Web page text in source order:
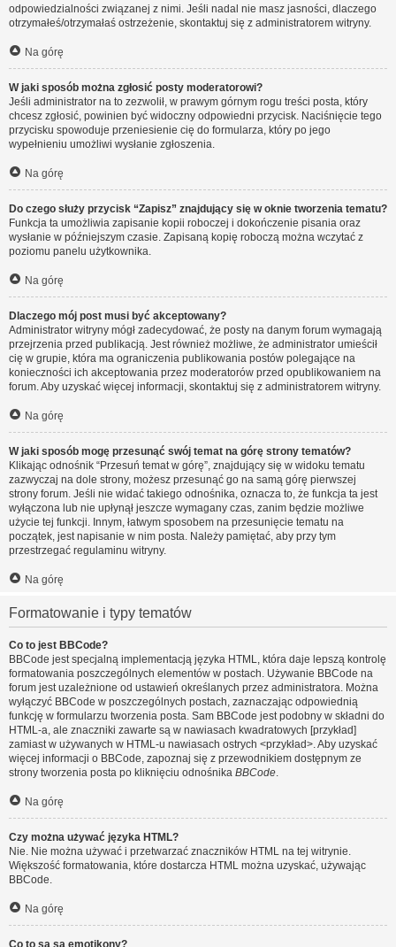
odpowiedzialności związanej z nimi. Jeśli nadal nie masz jasności, dlaczego
otrzymałeś/otrzymałaś ostrzeżenie, skontaktuj się z administratorem witryny.
Na górę
W jaki sposób można zgłosić posty moderatorowi?
Jeśli administrator na to zezwolił, w prawym górnym rogu treści posta, który
chcesz zgłosić, powinien być widoczny odpowiedni przycisk. Naciśnięcie tego
przycisku spowoduje przeniesienie cię do formularza, który po jego
wypełnieniu umożliwi wysłanie zgłoszenia.
Na górę
Do czego służy przycisk “Zapisz” znajdujący się w oknie tworzenia tematu?
Funkcja ta umożliwia zapisanie kopii roboczej i dokończenie pisania oraz
wysłanie w późniejszym czasie. Zapisaną kopię roboczą można wczytać z
poziomu panelu użytkownika.
Na górę
Dlaczego mój post musi być akceptowany?
Administrator witryny mógł zadecydować, że posty na danym forum wymagają
przejrzenia przed publikacją. Jest również możliwe, że administrator umieścił
cię w grupie, która ma ograniczenia publikowania postów polegające na
konieczności ich akceptowania przez moderatorów przed opublikowaniem na
forum. Aby uzyskać więcej informacji, skontaktuj się z administratorem witryny.
Na górę
W jaki sposób mogę przesunąć swój temat na górę strony tematów?
Klikając odnośnik “Przesuń temat w górę”, znajdujący się w widoku tematu
zazwyczaj na dole strony, możesz przesunąć go na samą górę pierwszej
strony forum. Jeśli nie widać takiego odnośnika, oznacza to, że funkcja ta jest
wyłączona lub nie upłynął jeszcze wymagany czas, zanim będzie możliwe
użycie tej funkcji. Innym, łatwym sposobem na przesunięcie tematu na
początek, jest napisanie w nim posta. Należy pamiętać, aby przy tym
przestrzegać regulaminu witryny.
Na górę
Formatowanie i typy tematów
Co to jest BBCode?
BBCode jest specjalną implementacją języka HTML, która daje lepszą kontrolę
formatowania poszczególnych elementów w postach. Używanie BBCode na
forum jest uzależnione od ustawień określanych przez administratora. Można
wyłączyć BBCode w poszczególnych postach, zaznaczając odpowiednią
funkcję w formularzu tworzenia posta. Sam BBCode jest podobny w składni do
HTML-a, ale znaczniki zawarte są w nawiasach kwadratowych [przykład]
zamiast w używanych w HTML-u nawiasach ostrych <przykład>. Aby uzyskać
więcej informacji o BBCode, zapoznaj się z przewodnikiem dostępnym ze
strony tworzenia posta po kliknięciu odnośnika BBCode.
Na górę
Czy można używać języka HTML?
Nie. Nie można używać i przetwarzać znaczników HTML na tej witrynie.
Większość formatowania, które dostarcza HTML można uzyskać, używając
BBCode.
Na górę
Co to są są emotikony?